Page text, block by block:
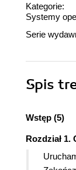
Kategorie:
Systemy
Serie
Spis
Wstęp (5)
Rozdział 1.